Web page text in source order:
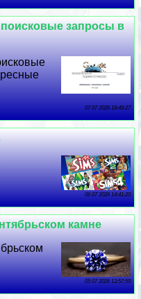
запросы в
07 07 2026 18:49:27
06 07 2026 14:41:20
камне
05 07 2026 13:57:59